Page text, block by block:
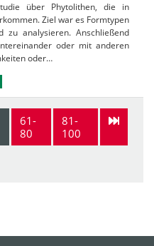
über Phytolithen, die in
Ziel war es Formtypen
zu analysieren. Anschließend
oder mit anderen
oder…
61-
80
81-
100